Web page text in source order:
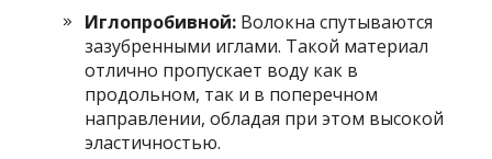
Иглопробивной: Волокна спутываются
зазубренными иглами. Такой материал
отлично пропускает воду как в
продольном, так и в поперечном
направлении, обладая при этом высокой
эластичностью.